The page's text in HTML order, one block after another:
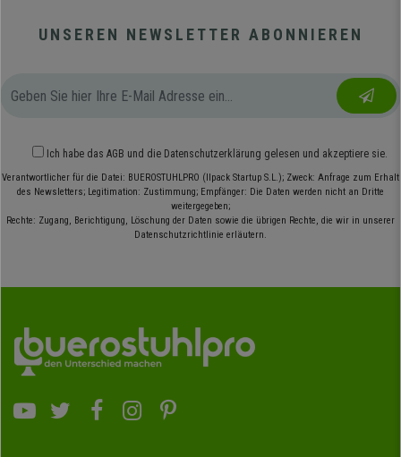
UNSEREN NEWSLETTER ABONNIEREN
Ich habe das AGB und die Datenschutzerklärung gelesen und akzeptiere sie.
Verantwortlicher für die Datei: BUEROSTUHLPRO (Ilpack Startup S.L.); Zweck: Anfrage zum Erhalt
des Newsletters; Legitimation: Zustimmung; Empfänger: Die Daten werden nicht an Dritte
weitergegeben;
Rechte: Zugang, Berichtigung, Löschung der Daten sowie die übrigen Rechte, die wir in unserer
Datenschutzrichtlinie erläutern.